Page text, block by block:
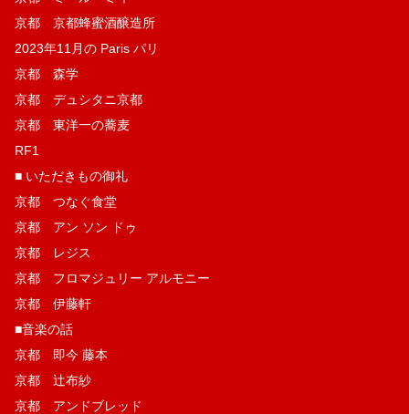
京都 京都蜂蜜酒醸造所
2023年11月の Paris パリ
京都 森学
京都 デュシタニ京都
京都 東洋一の蕎麦
RF1
■ いただきもの御礼
京都 つなぐ食堂
京都 アン ソン ドゥ
京都 レジス
京都 フロマジュリー アルモニー
京都 伊藤軒
■音楽の話
京都 即今 藤本
京都 辻布紗
京都 アンドブレッド